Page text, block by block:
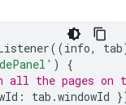
((info, tab
)
{
the pages on
: tab .windowId